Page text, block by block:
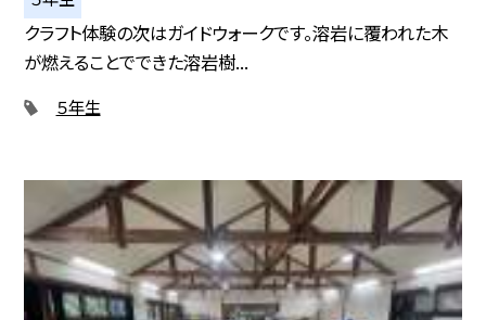
クラフト体験の次はガイドウォークです。溶岩に覆われた木
が燃えることでできた溶岩樹...
５年生